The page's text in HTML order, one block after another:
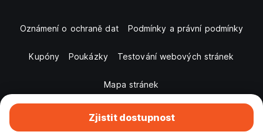
Zjistit dostupnost
Oznámení o ochraně dat Podmínky a právní podmínky
Kupóny Poukázky Testování webových stránek
Mapa stránek